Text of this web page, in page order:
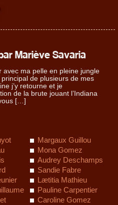
Mariève Savaria
avec ma pelle en pleine jungle
principal de plusieurs de mes
j’y retourne et je
de la brute jouant l’Indiana
[…]
Margaux Guillou
Mona Gomez
Audrey Deschamps
Sandie Fabre
Lætitia Mathieu
Pauline Carpentier
Caroline Gomez